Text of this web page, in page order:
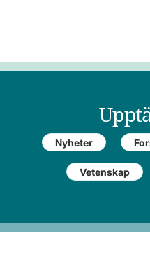
Nyheter
Vetenskap